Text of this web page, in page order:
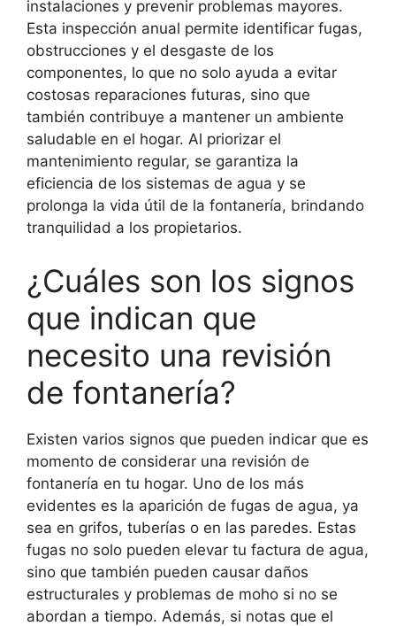
instalaciones y prevenir problemas mayores.
Esta inspección anual permite identificar fugas,
obstrucciones y el desgaste de los
componentes, lo que no solo ayuda a evitar
costosas reparaciones futuras, sino que
también contribuye a mantener un ambiente
saludable en el hogar. Al priorizar el
mantenimiento regular, se garantiza la
eficiencia de los sistemas de agua y se
prolonga la vida útil de la fontanería, brindando
tranquilidad a los propietarios.
¿Cuáles son los signos
que indican que
necesito una revisión
de fontanería?
Existen varios signos que pueden indicar que es
momento de considerar una revisión de
fontanería en tu hogar. Uno de los más
evidentes es la aparición de fugas de agua, ya
sea en grifos, tuberías o en las paredes. Estas
fugas no solo pueden elevar tu factura de agua,
sino que también pueden causar daños
estructurales y problemas de moho si no se
abordan a tiempo. Además, si notas que el